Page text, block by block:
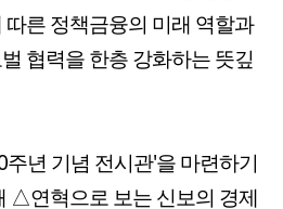
른 정책금융의 미래 역할과
협력을 한층 강화하는 뜻깊
년 기념 전시관'을 마련하기
△연혁으로 보는 신보의 경제